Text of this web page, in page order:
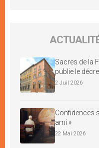
Sacres de la
publie le
2 Juil 2026
Confidences
ami »
22 Mai 2026